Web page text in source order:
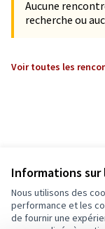
Informations sur
Nous utilisons des
performance et les
de fournir une
Aucune
recherche ou
Voir toutes les